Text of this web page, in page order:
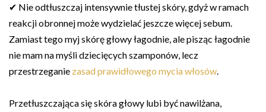
✔ Nie odtłuszczaj intensywnie tłustej skóry, gdyż w ramach
reakcji obronnej może wydzielać jeszcze więcej sebum.
Zamiast tego myj skórę głowy łagodnie, ale pisząc łagodnie
nie mam na myśli dziecięcych szamponów, lecz
przestrzeganie zasad prawidłowego mycia włosów
Przetłuszczająca się skóra głowy lubi być nawilżana,